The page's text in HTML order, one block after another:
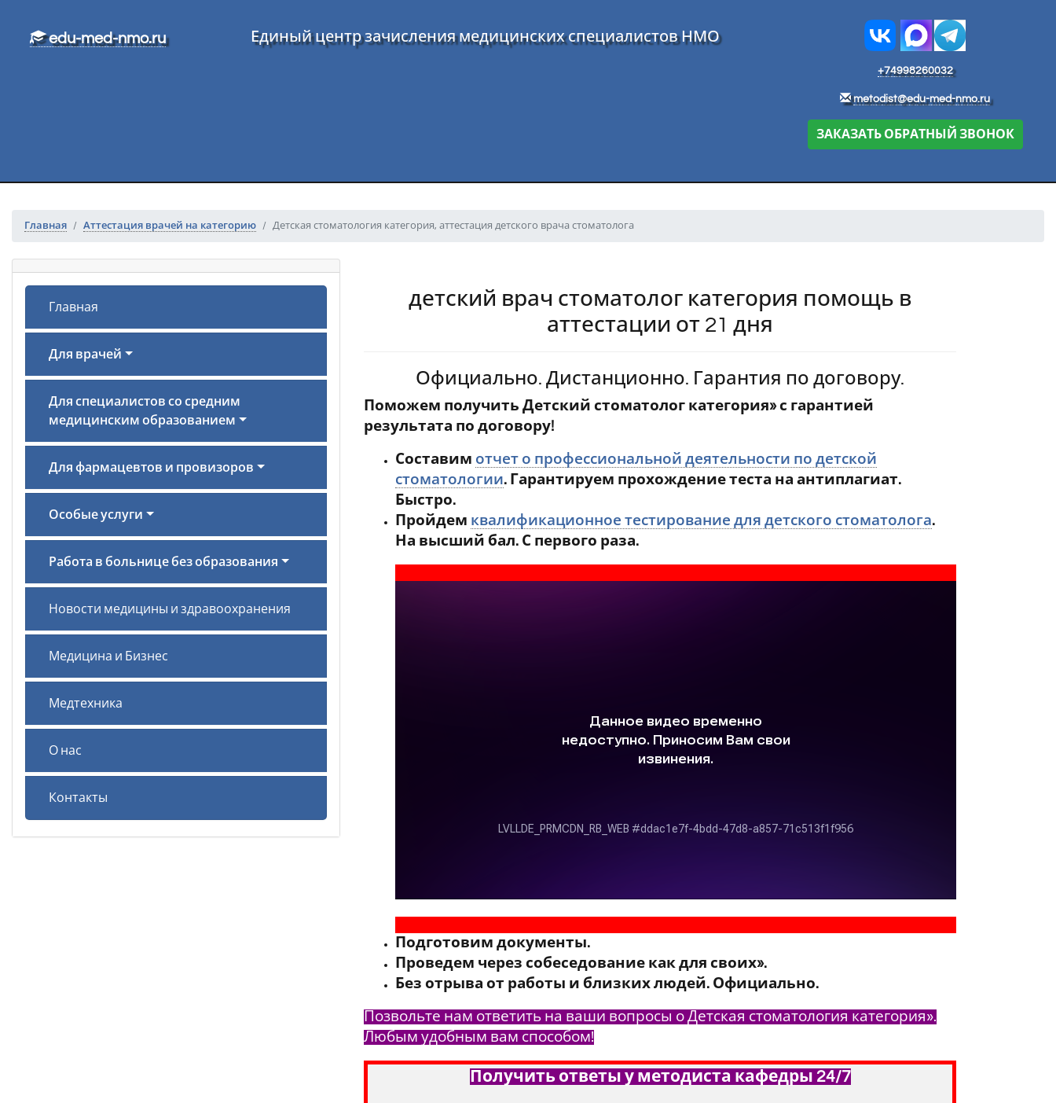
edu-med-nmo.ru Единый центр зачисления медицинских специалистов НМО
+74998260032
metodist@edu-med-nmo.ru
ЗАКАЗАТЬ ОБРАТНЫЙ ЗВОНОК
Главная Аттестация врачей на категорию Детская стоматология категория, аттестация детского врача стоматолога
Главная
Для врачей
Для специалистов со средним
медицинским образованием
Для фармацевтов и провизоров
Особые услуги
Работа в больнице без образования
Новости медицины и здравоохранения
Медицина и Бизнес
Медтехника
О нас
Контакты
детский врач стоматолог категория помощь в
аттестации от 21 дня
Официально. Дистанционно. Гарантия по договору.
Поможем получить Детский стоматолог категория» с гарантией
результата по договору!
Составим отчет о профессиональной деятельности по детской
стоматологии. Гарантируем прохождение теста на антиплагиат.
Быстро.
Пройдем квалификационное тестирование для детского стоматолога.
На высший бал. С первого раза.
Подготовим документы.
Проведем через собеседование как для своих».
Без отрыва от работы и близких людей. Официально.
Позвольте нам ответить на ваши вопросы о Детская стоматология категория».
Любым удобным вам способом!
Получить ответы у методиста кафедры 24/7